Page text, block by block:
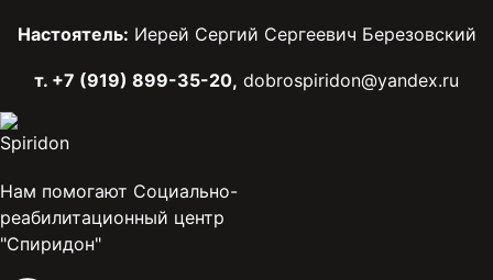
Настоятель: Иерей Сергий Сергеевич Березовский
т. +7 (919) 899-35-20, dobrospiridon@yandex.ru
Нам помогают Социально-
реабилитационный центр
"Спиридон"